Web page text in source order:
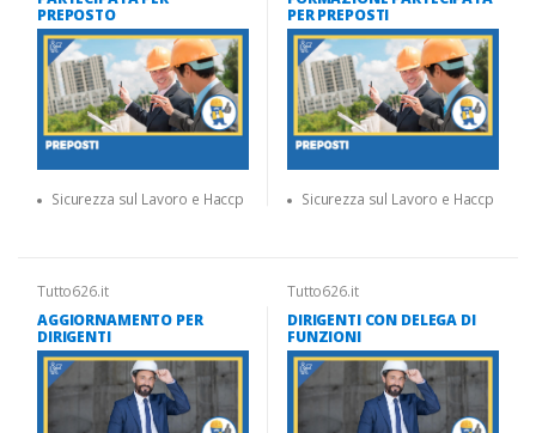
PREPOSTO
Sicurezza sul Lavoro e Haccp
PER PREPOSTI
Sicurezza sul Lavoro e Haccp
Tutto626.it
AGGIORNAMENTO PER
DIRIGENTI
Tutto626.it
DIRIGENTI CON DELEGA DI
FUNZIONI